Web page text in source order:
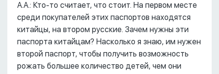
А.А.: Кто-то считает, что стоит. На первом месте
среди покупателей этих паспортов находятся
китайцы, на втором русские. Зачем нужны эти
паспорта китайцам? Насколько я знаю, им нужен
второй паспорт, чтобы получить возможность
рожать большее количество детей, чем они